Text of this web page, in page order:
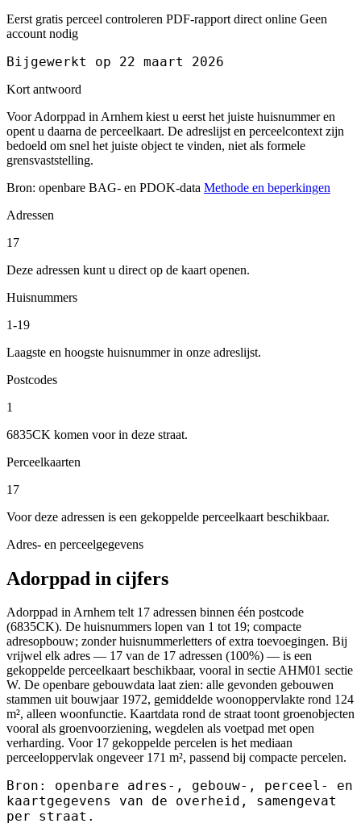
Eerst gratis perceel controleren PDF-rapport direct online Geen
account nodig
Bijgewerkt op 22 maart 2026
Kort antwoord
Voor Adorppad in Arnhem kiest u eerst het juiste huisnummer en
opent u daarna de perceelkaart. De adreslijst en perceelcontext zijn
bedoeld om snel het juiste object te vinden, niet als formele
grensvaststelling.
Bron: openbare BAG- en PDOK-data Methode en beperkingen
Adressen
17
Deze adressen kunt u direct op de kaart openen.
Huisnummers
1-19
Laagste en hoogste huisnummer in onze adreslijst.
Postcodes
1
6835CK komen voor in deze straat.
Perceelkaarten
17
Voor deze adressen is een gekoppelde perceelkaart beschikbaar.
Adres- en perceelgegevens
Adorppad in cijfers
Adorppad in Arnhem telt 17 adressen binnen één postcode
(6835CK). De huisnummers lopen van 1 tot 19; compacte
adresopbouw; zonder huisnummerletters of extra toevoegingen. Bij
vrijwel elk adres — 17 van de 17 adressen (100%) — is een
gekoppelde perceelkaart beschikbaar, vooral in sectie AHM01 sectie
W. De openbare gebouwdata laat zien: alle gevonden gebouwen
stammen uit bouwjaar 1972, gemiddelde woonoppervlakte rond 124
m², alleen woonfunctie. Kaartdata rond de straat toont groenobjecten
vooral als groenvoorziening, wegdelen als voetpad met open
verharding. Voor 17 gekoppelde percelen is het mediaan
perceeloppervlak ongeveer 171 m², passend bij compacte percelen.
Bron: openbare adres-, gebouw-, perceel- en
kaartgegevens van de overheid, samengevat
per straat.